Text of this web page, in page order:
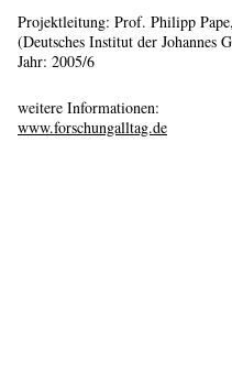
Projektleitung: Prof. Philipp
(Deutsches Institut der Johannes
Jahr: 2005/6
weitere Informationen:
www.forschungalltag.de